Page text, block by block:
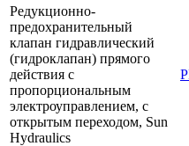
Редукционно-
предохранительный
клапан гидравлический
(гидроклапан) прямого
действия с
пропорциональным
электроуправлением, с
открытым переходом, Sun
Hydraulics